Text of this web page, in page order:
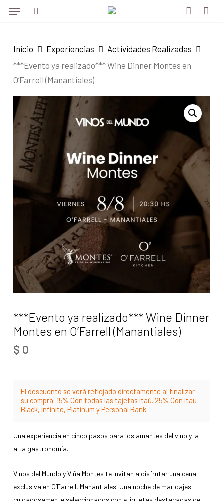
Skip
content
Menu
Inicio Experiencias
Actividades Realizadas
***Evento ya realizado*** Wine Dinner Montes en
O’Farrell (Manantiales)
***Evento ya realizado*** Wine Dinner
Montes en O’Farrell (Manantiales)
$ 0
El descuento se verá reflejado directamente al finalizar
su compra. 15% Con todas las tajetas Itaú. 25% Con Itau
Black, Infinite, Platinum y Personal Bank
Una experiencia en cinco pasos para los amantes del vino y la
alta gastronomía.
Vinos del Mundo y Viña Montes te invitan a disfrutar una cena
exclusiva en O’Farrell, Manantiales. Una noche de maridajes